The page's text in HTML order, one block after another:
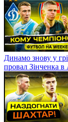
Динамо знову у
провал Зінченка